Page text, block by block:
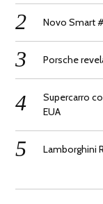
Novo Smart
Porsche
Supercarro
EUA
Lamborghini